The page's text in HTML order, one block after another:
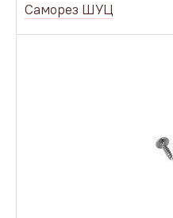
Саморез ШУЦ